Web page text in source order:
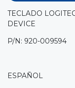
TECLADO
DEVICE
P/N: 920-009594
ESPAÑOL